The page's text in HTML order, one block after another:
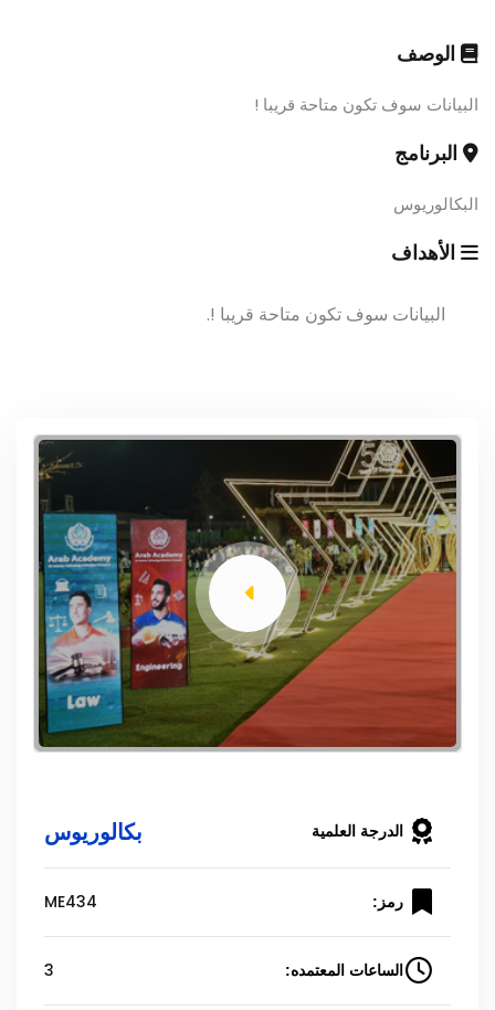
الوصف
البيانات سوف تكون متاحة قريبا !
البرنامج
البكالوريوس
الأهداف
البيانات سوف تكون متاحة قريبا !.
الدرجة العلمية بكالوريوس
رمز: ME434
الساعات المعتمده: 3